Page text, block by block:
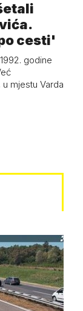
cesti'
godine
mjestu Varda